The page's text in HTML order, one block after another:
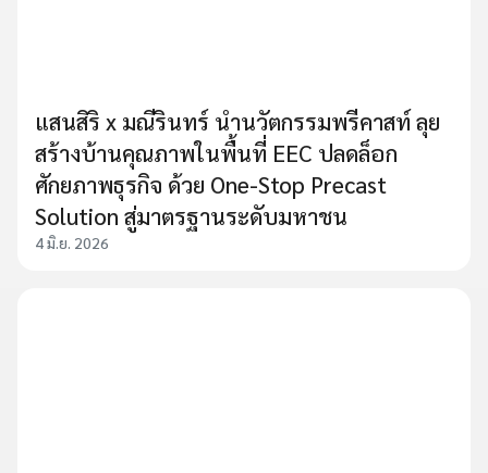
แสนสิริ x มณีรินทร์ นำนวัตกรรมพรีคาสท์ ลุย
สร้างบ้านคุณภาพในพื้นที่ EEC ปลดล็อก
ศักยภาพธุรกิจ ด้วย One-Stop Precast
Solution สู่มาตรฐานระดับมหาชน
4 มิ.ย. 2026